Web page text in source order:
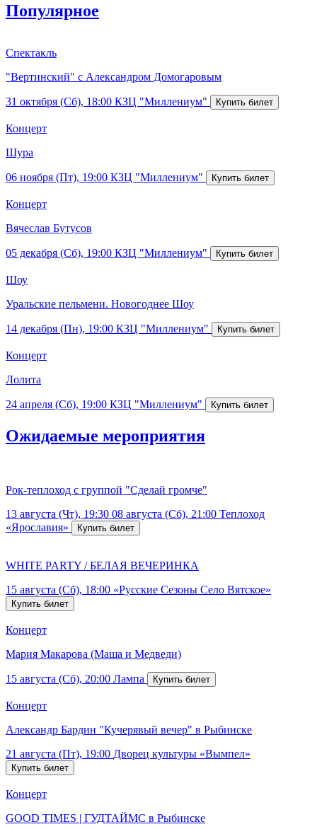
Популярное
Спектакль
"Вертинский" с Александром Домогаровым
31 октября (Сб), 18:00 КЗЦ "Миллениум"
Концерт
Шура
06 ноября (Пт), 19:00 КЗЦ "Миллениум"
Концерт
Вячеслав Бутусов
05 декабря (Сб), 19:00 КЗЦ "Миллениум"
Шоу
Уральские пельмени. Новогоднее Шоу
14 декабря (Пн), 19:00 КЗЦ "Миллениум"
Концерт
Лолита
24 апреля (Сб), 19:00 КЗЦ "Миллениум"
Ожидаемые мероприятия
Рок-теплоход с группой "Сделай громче"
13 августа (Чт), 19:30 08 августа (Сб), 21:00 Теплоход
«Ярославия»
WHITE PARTY / БЕЛАЯ ВЕЧЕРИНКА
15 августа (Сб), 18:00 «Русские Сезоны Село Вятское»
Концерт
Мария Макарова (Маша и Медведи)
15 августа (Сб), 20:00 Лампа
Концерт
Александр Бардин "Кучерявый вечер" в Рыбинске
21 августа (Пт), 19:00 Дворец культуры «Вымпел»
Концерт
GOOD TIMES | ГУДТАЙМС в Рыбинске